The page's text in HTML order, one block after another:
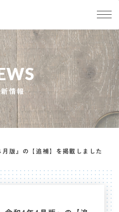
情報
版』の【追補】を掲載しました